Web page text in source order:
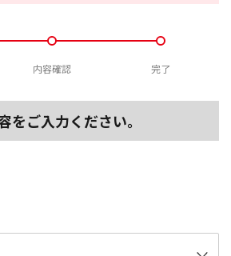
内容確認 完了
をご入力ください。